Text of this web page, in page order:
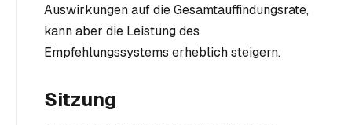
Auswirkungen auf die Gesamtauffindungsrate,
kann aber die Leistung des
Empfehlungssystems erheblich steigern.
Sitzung